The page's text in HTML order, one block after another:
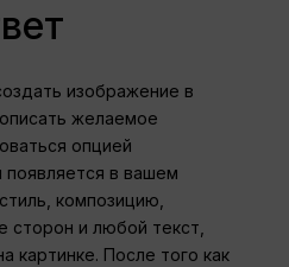
изображение в
желаемое
опцией
в вашем
композицию,
и любой текст,
картинке. После того как